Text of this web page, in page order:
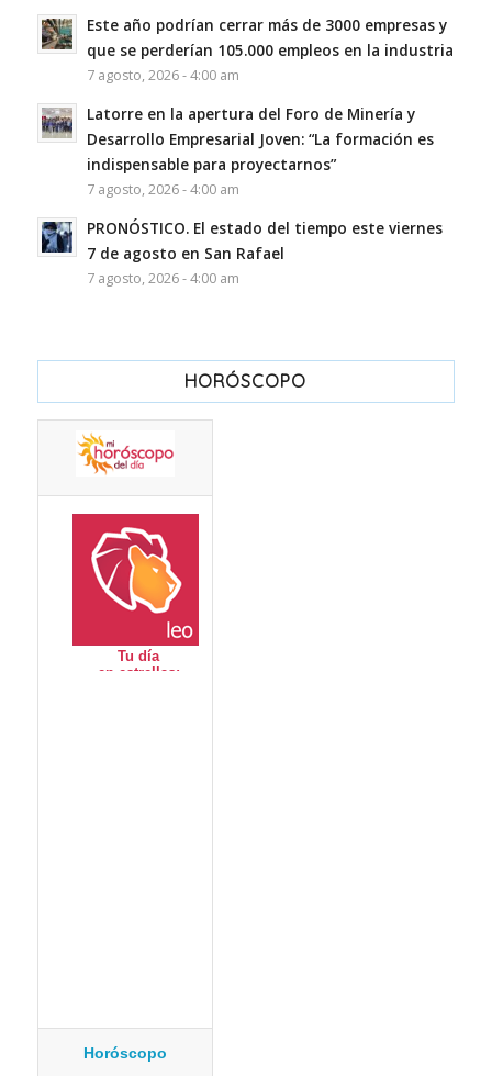
Este año podrían cerrar más de 3000 empresas y
que se perderían 105.000 empleos en la industria
7 agosto, 2026 - 4:00 am
Latorre en la apertura del Foro de Minería y
Desarrollo Empresarial Joven: “La formación es
indispensable para proyectarnos”
7 agosto, 2026 - 4:00 am
PRONÓSTICO. El estado del tiempo este viernes
7 de agosto en San Rafael
7 agosto, 2026 - 4:00 am
HORÓSCOPO
Horóscopo